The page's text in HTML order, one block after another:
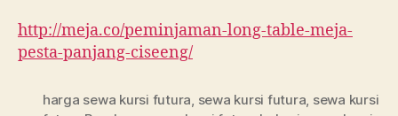
http://meja.co/peminjaman-long-table-meja-
pesta-panjang-ciseeng/
harga sewa kursi futura, sewa kursi futura, sewa kursi